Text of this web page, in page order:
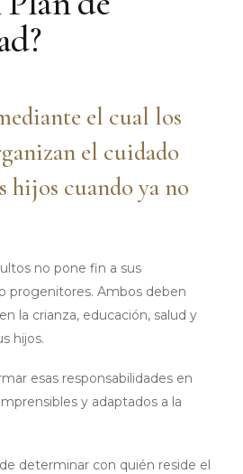
el cual los
el cuidado
hijos cuando ya no
no pone fin a sus
progenitores. Ambos deben
la crianza, educación, salud y
hijos.
esas responsabilidades en
y adaptados a la
determinar con quién reside el